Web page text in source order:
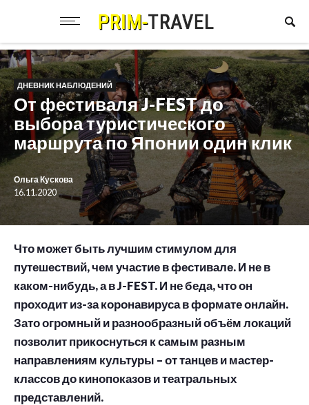
ДНЕВНИК НАБЛЮДЕНИЙ
От фестиваля J-FEST до
выбора туристического
маршрута по Японии один клик
Ольга Кускова
16.11.2020
Что может быть лучшим стимулом для
путешествий, чем участие в фестивале. И не в
каком-нибудь, а в J-FEST. И не беда, что он
проходит из-за коронавируса в формате онлайн.
Зато огромный и разнообразный объём локаций
позволит прикоснуться к самым разным
направлениям культуры – от танцев и мастер-
классов до кинопоказов и театральных
представлений.